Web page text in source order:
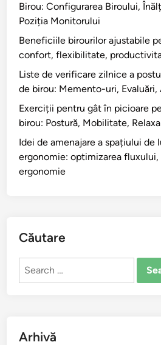
Birou: Configurarea Biroului,
Poziția Monitorului
Beneficiile birourilor ajustabile
confort, flexibilitate,
Liste de verificare zilnice a
de birou: Memento-uri, Evaluări,
Exerciții pentru gât în picioare
birou: Postură, Mobilitate,
Idei de amenajare a spațiului de
ergonomie: optimizarea
ergonomie
Căutare
Search
Arhivă